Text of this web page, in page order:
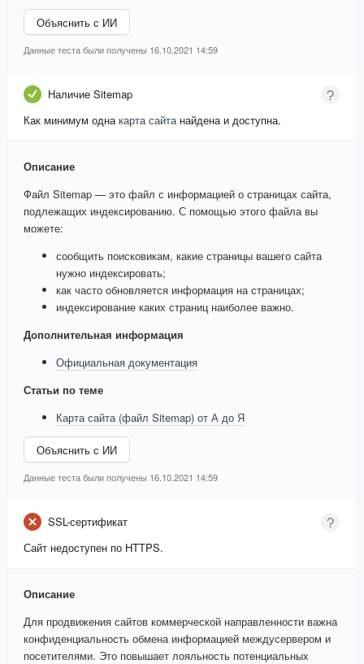
Объяснить с ИИ
Данные теста были получены 16.10.2021 14:59
Наличие Sitemap
Как минимум однакарта сайтанайдена и доступна.
Описание
Файл Sitemap — это файл с информацией о страницах сайта,
подлежащих индексированию. С помощью этого файла вы
можете:
сообщить поисковикам, какие страницы вашего сайта
нужно индексировать;
как часто обновляется информация на страницах;
индексирование каких страниц наиболее важно.
Дополнительная информация
Официальная документация
Статьи по теме
Карта сайта (файл Sitemap) от А до Я
Объяснить с ИИ
Данные теста были получены 16.10.2021 14:59
SSL-сертификат
Сайт недоступен по HTTPS.
Описание
Для продвижения сайтов коммерческой направленности важна
конфиденциальность обмена информацией междусервером и
посетителями. Это повышает лояльность потенциальных